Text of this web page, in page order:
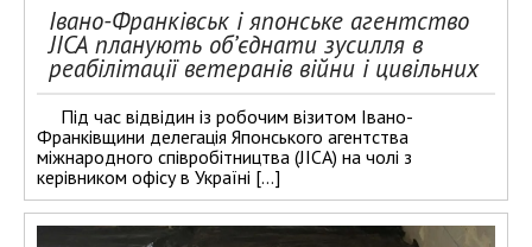
Івано-Франківськ і японське агентство
JICA планують об’єднати зусилля в
реабілітації ветеранів війни і цивільних
Під час відвідин із робочим візитом Івано-
Франківщини делегація Японського агентства
міжнародного співробітництва (JICA) на чолі з
керівником офісу в Україні […]